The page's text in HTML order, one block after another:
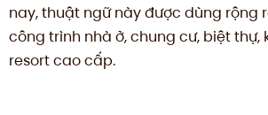
nay, thuật ngữ này được dùng rộng
công trình nhà ở, chung cư, biệt thự,
resort cao cấp.